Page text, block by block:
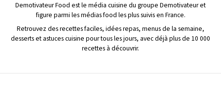
Demotivateur Food est le média cuisine du groupe Demotivateur et
figure parmi les médias food les plus suivis en France.
Retrouvez des recettes faciles, idées repas, menus de la semaine,
desserts et astuces cuisine pour tous les jours, avec déjà plus de 10 000
recettes à découvrir.